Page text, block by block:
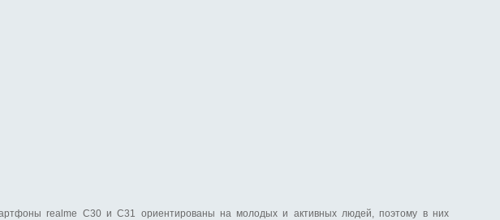
realme C30 и C31 ориентированы на молодых и активных людей, поэтому в них